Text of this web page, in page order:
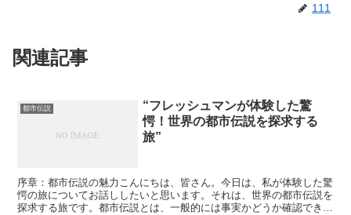
111
関連記事
都市伝説
“フレッシュマンが体験した驚
愕！世界の都市伝説を探求する
旅”
序章：都市伝説の魅力こんにちは、皆さん。今日は、私が体験した驚
愕の旅についてお話ししたいと思います。それは、世界の都市伝説を
探求する旅です。都市伝説とは、一般的には事実かどうか確認できな